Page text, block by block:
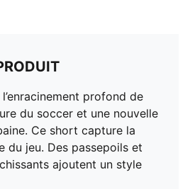
profond de
du soccer et une nouvelle
Ce short capture la
du jeu. Des passepoils et
ajoutent un style